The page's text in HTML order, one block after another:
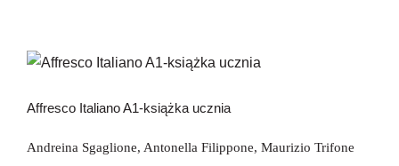
Affresco Italiano A1-książka ucznia
Affresco Italiano A1-książka ucznia
Andreina Sgaglione, Antonella Filippone, Maurizio Trifone